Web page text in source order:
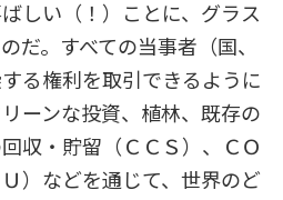
しい（！）ことに、グラス
だ。すべての当事者（国、
る権利を取引できるように
ーンな投資、植林、既存の
収・貯留（ＣＣＳ）、ＣＯ
）などを通じて、世界のど